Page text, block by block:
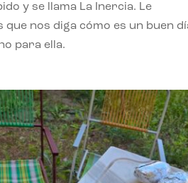
y se llama La Inercia. Le
que nos diga cómo es un buen
para ella.